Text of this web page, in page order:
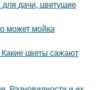
дачи, цветущие
может мойка
цветы сажают